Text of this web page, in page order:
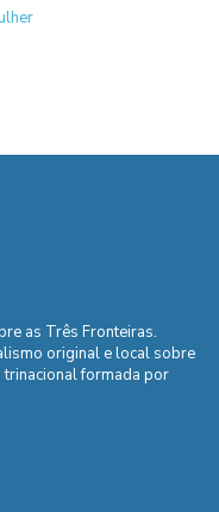
as Três Fronteiras.
original e local sobre
trinacional formada por